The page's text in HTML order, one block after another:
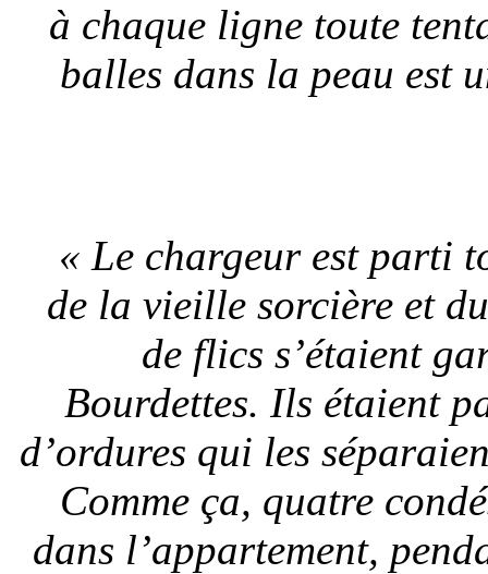
à chaque ligne toute
balles dans la peau est
« Le chargeur est parti
de la vieille sorcière et
de flics s’étaient
Bourdettes. Ils étaient
d’ordures qui les
Comme ça, quatre
dans l’appartement,